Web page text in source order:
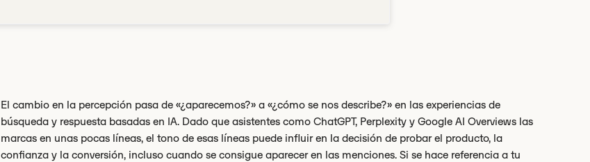
El cambio en la percepción pasa de «¿aparecemos?» a «¿cómo se nos describe?» en las experiencias de
búsqueda y respuesta basadas en IA. Dado que asistentes como ChatGPT, Perplexity y Google AI Overviews las
marcas en unas pocas líneas, el tono de esas líneas puede influir en la decisión de probar el producto, la
confianza y la conversión, incluso cuando se consigue aparecer en las menciones. Si se hace referencia a tu